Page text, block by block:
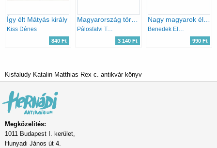
Így élt Mátyás király
Kiss Dénes
840 Ft
Pálosfalvi Tamás
3 140 Ft
Nagy magyarok élete I.
990 Ft
Kisfaludy Katalin Matthias Rex c. antikvár könyv
Megközelítés:
1011 Budapest I. kerület,
Hunyadi János út 4.